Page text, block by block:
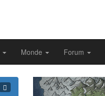
Monde Forum
Previous